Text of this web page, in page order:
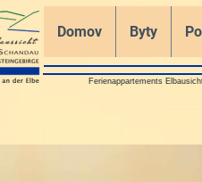
Domov Byty
Ferienappartements